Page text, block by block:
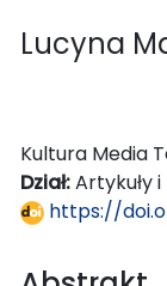
Lucyna
Kultura Media
Dział:Artykuły
https://